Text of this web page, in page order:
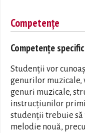
Competențe
Competențe
Studenții vor
genurilor muzicale,
genuri muzicale,
instrucţiunilor
studenţii trebuie să
melodie nouă,